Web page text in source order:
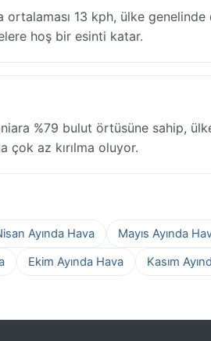
13 kph, ülke genelinde
hoş bir esinti katar.
%79 bulut örtüsüne sahip,
çok az kırılma oluyor.
Ayında Hava Mayıs Ayında
Ekim Ayında Hava
Kasım